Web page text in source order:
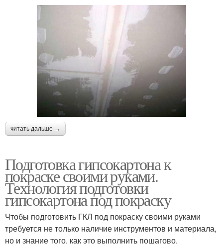
читать дальше →
Подготовка гипсокартона к
покраске своими руками.
Технология подготовки
гипсокартона под покраску
Чтобы подготовить ГКЛ под покраску своими руками
требуется не только наличие инструментов и материала,
но и знание того, как это выполнить пошагово.